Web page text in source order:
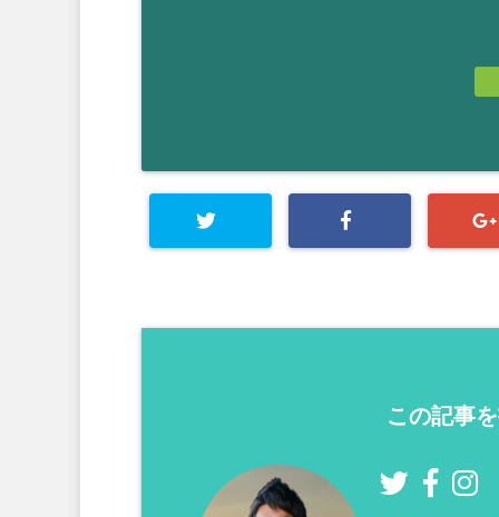
この記事